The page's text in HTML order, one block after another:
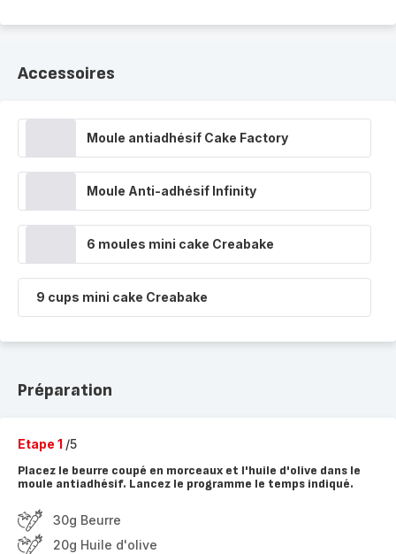
Accessoires
Moule antiadhésif Cake Factory
Moule Anti-adhésif Infinity
6 moules mini cake Creabake
9 cups mini cake Creabake
Préparation
Etape 1 /5
Placez le beurre coupé en morceaux et l'huile d'olive dans le
moule antiadhésif. Lancez le programme le temps indiqué.
30g Beurre
20g Huile d'olive